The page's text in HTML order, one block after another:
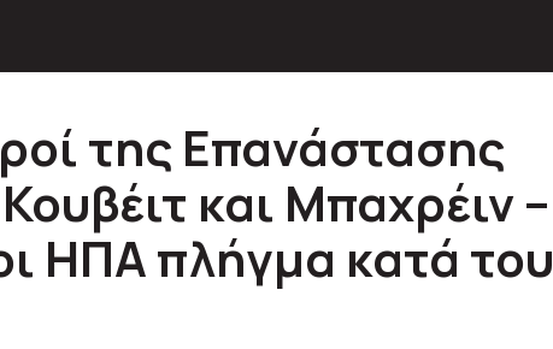
της Επανάστασης
και Μπαχρέιν –
ΗΠΑ πλήγμα κατά του